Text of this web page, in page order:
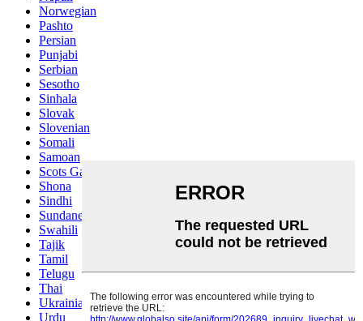
Norwegian
Pashto
Persian
Punjabi
Serbian
Sesotho
Sinhala
Slovak
Slovenian
Somali
Samoan
Scots Gaelic
Shona
Sindhi
Sundanese
Swahili
Tajik
Tamil
Telugu
Thai
Ukrainian
Urdu